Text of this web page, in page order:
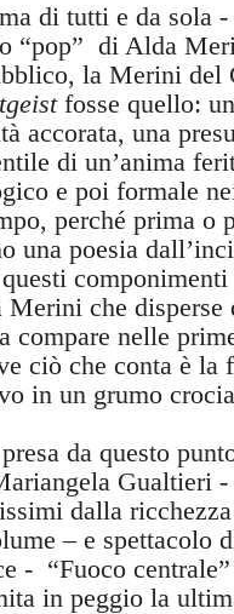
di tutti e da sola
“pop” di Alda
la Merini del
fosse quello:
accorata, una
di un’anima
e poi formale
perché prima o
una poesia
Merini che disperse
compare nelle
ciò che conta è la
in un grumo
presa da questo
Gualtieri
dalla
– e spettacolo
- “Fuoco
in peggio la